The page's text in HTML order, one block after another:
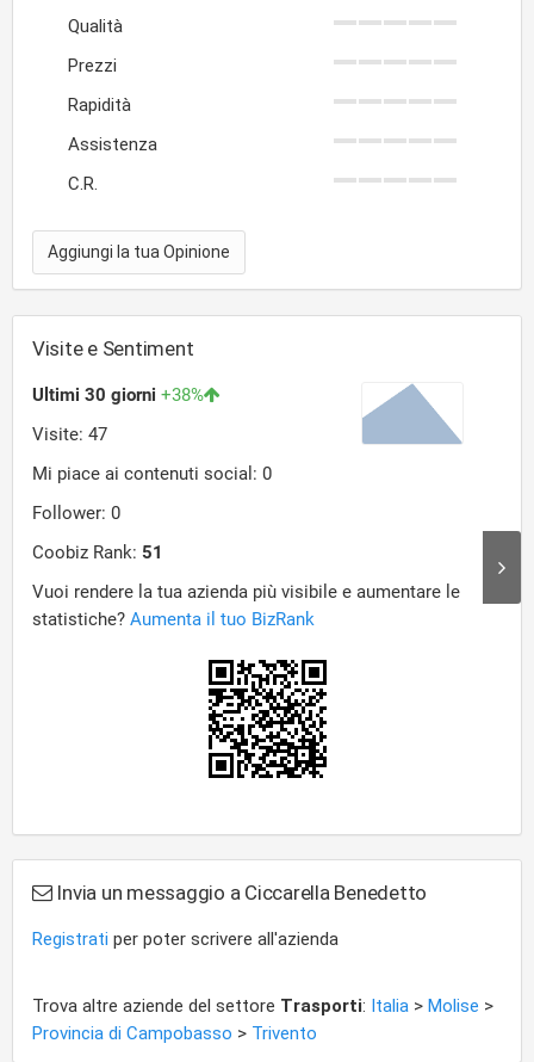
Qualità
Prezzi
Rapidità
Assistenza
C.R.
Aggiungi la tua Opinione
Visite e Sentiment
Invia un messaggio a Ciccarella Benedetto
Registrati per poter scrivere all'azienda
Trova altre aziende del settore Trasporti: Italia > Molise >
Provincia di Campobasso > Trivento